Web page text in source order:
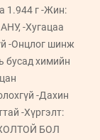
1.944 г -Жин:
-Хугацаа
-Онцлог шинж
бусад химийн
-Дахин
-Хүргэлт:
БОЛ